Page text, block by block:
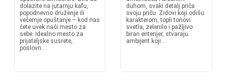
dolazite na jutarnju kafu,
popodnevno druženje ili
večernje opuštanje – kod nas
ćete uvek naći mesto za
sebe. Idealno mesto za
prijateljske susrete,
poslovn...
duhom, svaki detalj priča
svoju priču. Zidovi koji odišu
karakterom, topli tonovi
svetla, zelenilo i pažljivo
biran enterijer, stvaraju
ambijent koji...